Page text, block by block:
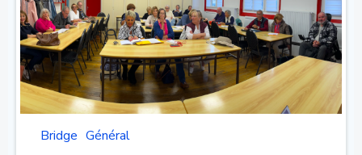
Bridge Général